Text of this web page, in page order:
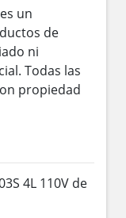
es un
de
ni
Todas las
propiedad
4L 110V de